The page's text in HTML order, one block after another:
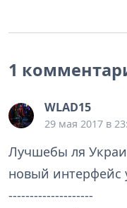
1
WLAD15
29 мая 2017 в
Лучшебы ля
новый интерфейс
--------------------